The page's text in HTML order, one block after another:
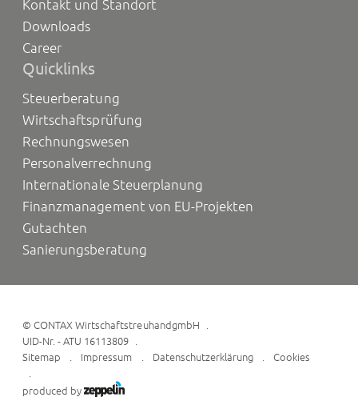
Kontakt und Standort
Downloads
Career
Quicklinks
Steuerberatung
Wirtschaftsprüfung
Rechnungswesen
Personalverrechnung
Internationale Steuerplanung
Finanzmanagement von EU-Projekten
Gutachten
Sanierungsberatung
©CONTAX WirtschaftstreuhandgmbH
UID-Nr. - ATU 16113809
Sitemap
Impressum Datenschutzerklärung Cookies
produced by